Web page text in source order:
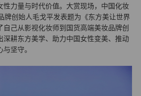
性力量与时代价值。大赏现场，中国化妆
牌创始人毛戈平发表题为《东方美让世界
自己从影视化妆师到国货高端美妆品牌创
深耕东方美学、助力中国女性变美、推动
坚守。